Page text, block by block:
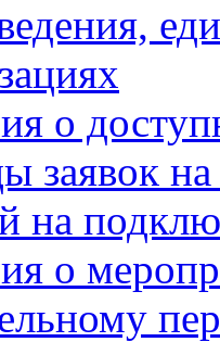
о
заявок
на
о